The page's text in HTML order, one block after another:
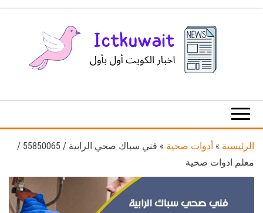
الكويت
الرئيسية » أدوات صحية »
فني سباك صحي الرابية / 55850065 /
معلم ادوات صحية